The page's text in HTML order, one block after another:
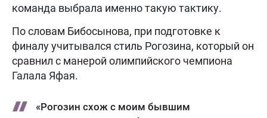
команда выбрала именно такую тактику.
По словам Бибосынова, при подготовке к
финалу учитывался стиль Рогозина, который он
сравнил с манерой олимпийского чемпиона
Галала Яфая.
«Рогозин схож с моим бывшим